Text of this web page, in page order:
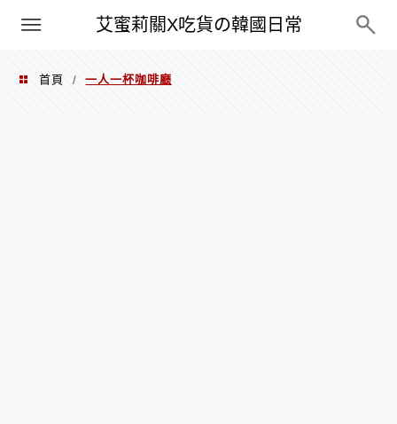
艾蜜莉關X吃貨の韓國日常
PXN
首頁 / 一人一杯咖啡廳